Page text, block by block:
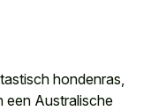
hondenras,
een Australische